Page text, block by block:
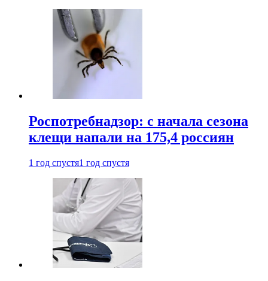
Роспотребнадзор: с начала сезона
клещи напали на 175,4 россиян
1 год спустя1 год спустя